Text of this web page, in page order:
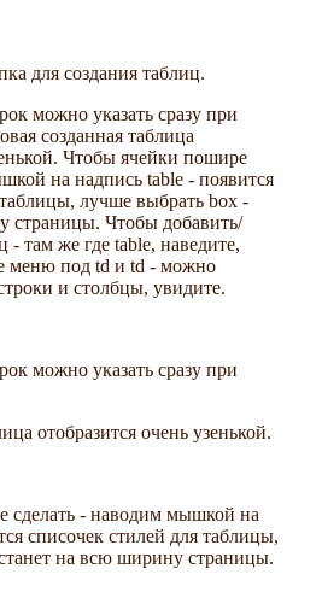
для создания таблиц.
можно указать сразу при
созданная таблица
Чтобы ячейки пошире
на надпись table - появится
лучше выбрать box -
страницы. Чтобы добавить/
- там же где table, наведите,
меню под td и td - можно
и столбцы, увидите.
можно указать сразу при
отобразится очень узенькой.
сделать - наводим мышкой на
списочек стилей для таблицы,
на всю ширину страницы.